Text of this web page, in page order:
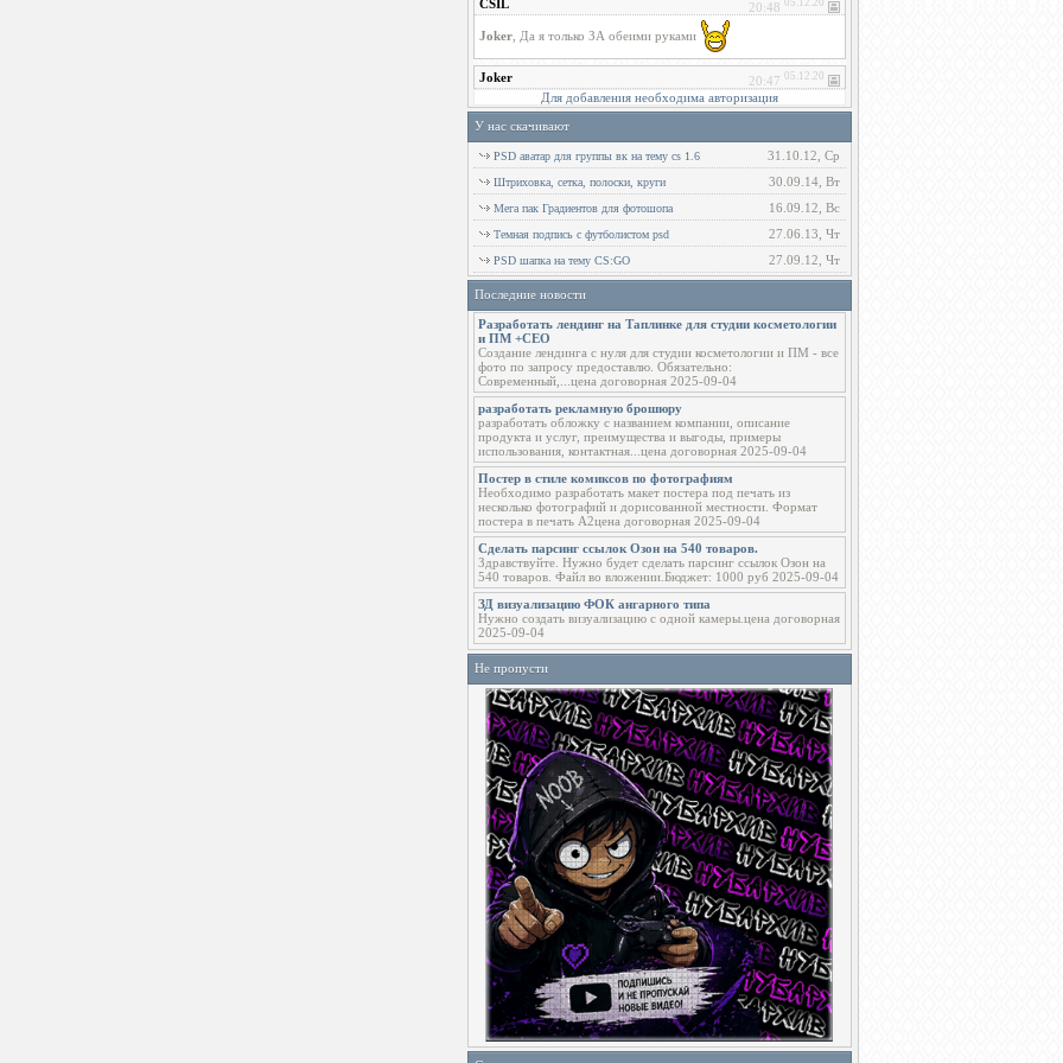
Для добавления необходима авторизация
У нас скачивают
31.10.12, Ср
PSD аватар для группы вк на тему cs 1.6
30.09.14, Вт
Штриховка, сетка, полоски, круги
16.09.12, Вс
Мега пак Градиентов для фотошопа
27.06.13, Чт
Темная подпись с футболистом psd
27.09.12, Чт
PSD шапка на тему CS:GO
Последние новости
Разработать лендинг на Таплинке для студии косметологии
и ПМ +СЕО
Создание лендинга с нуля для студии косметологии и ПМ - все
фото по запросу предоставлю. Обязательно:
Современный,...цена договорная 2025-09-04
разработать рекламную брошюру
разработать обложку с названием компании, описание
продукта и услуг, преимущества и выгоды, примеры
использования, контактная...цена договорная 2025-09-04
Постер в стиле комиксов по фотографиям
Необходимо разработать макет постера под печать из
несколько фотографий и дорисованной местности. Формат
постера в печать А2цена договорная 2025-09-04
Сделать парсинг ссылок Озон на 540 товаров.
Здравствуйте. Нужно будет сделать парсинг ссылок Озон на
540 товаров. Файл во вложении.Бюджет: 1000 руб 2025-09-04
ЗД визуализацию ФОК ангарного типа
Нужно создать визуализацию с одной камеры.цена договорная
2025-09-04
Не пропусти